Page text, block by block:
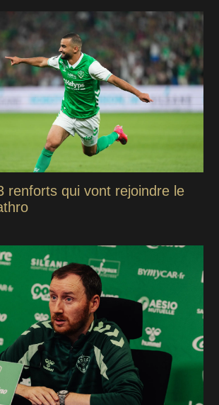
renforts qui vont rejoindre le